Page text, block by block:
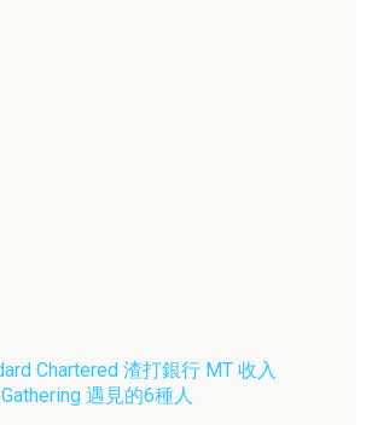
Chartered 渣打銀行 MT 收入
遇見的6種人